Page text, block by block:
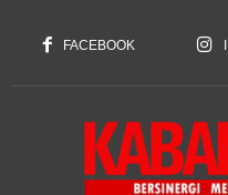
FACEBOOK